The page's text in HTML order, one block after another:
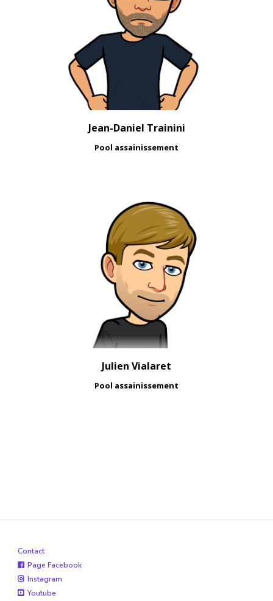
Jean-Daniel Trainini
Pool assainissement
Julien Vialaret
Pool assainissement
Contact
Page Facebook
Instagram
Youtube